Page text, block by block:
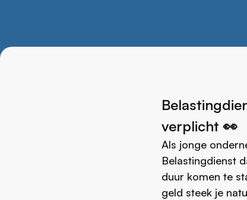
verplicht 👀
Als jonge
Belastingdienst
duur komen te
geld steek je